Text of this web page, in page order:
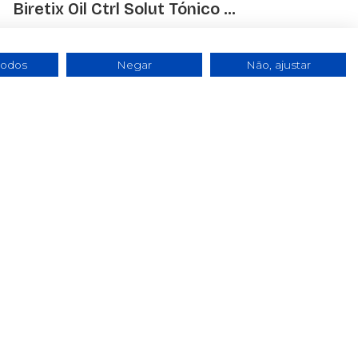
Biretix Oil Ctrl Solut Tónico ...
Negar Não, ajustar